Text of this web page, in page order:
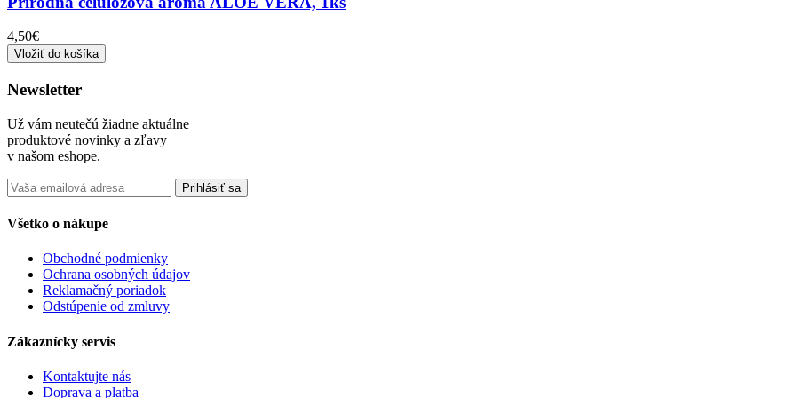
4,50€
Vložiť do košíka
Newsletter
Už vám neutečú žiadne aktuálne
produktové novinky a zľavy
v našom eshope.
Prihlásiť sa
Všetko o nákupe
Obchodné podmienky
Ochrana osobných údajov
Reklamačný poriadok
Odstúpenie od zmluvy
Zákaznícky servis
Kontaktujte nás
Doprava a platba